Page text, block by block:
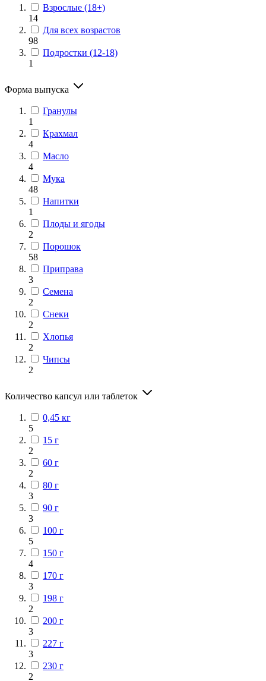
Взрослые (18+)
14
Для всех возрастов
98
Подростки (12-18)
1
Форма выпуска
Гранулы
1
Крахмал
4
Масло
4
Мука
48
Напитки
1
Плоды и ягоды
2
Порошок
58
Приправа
3
Семена
2
Снеки
2
Хлопья
2
Чипсы
2
Количество капсул или таблеток
0,45 кг
5
15 г
2
60 г
2
80 г
3
90 г
3
100 г
5
150 г
4
170 г
3
198 г
2
200 г
3
227 г
3
230 г
2